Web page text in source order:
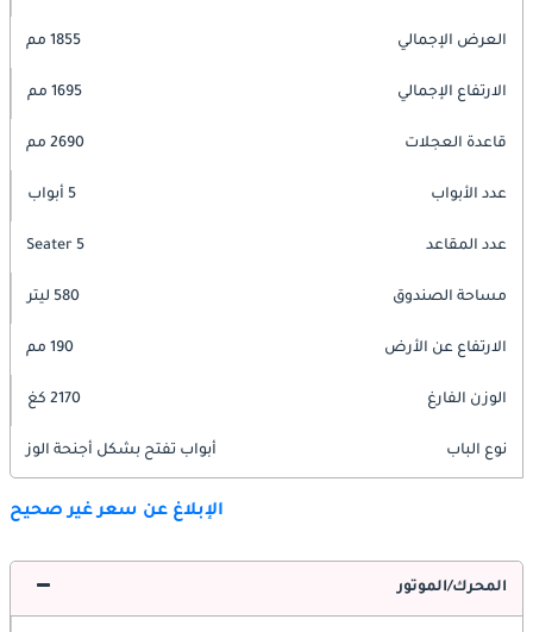
العرض الإجمالي 1855 مم
الارتفاع الإجمالي 1695 مم
قاعدة العجلات 2690 مم
عدد الأبواب 5 أبواب
عدد المقاعد 5 Seater
مساحة الصندوق 580 ليتر
الارتفاع عن الأرض 190 مم
الوزن الفارغ 2170 كغ
نوع الباب أبواب تفتح بشكل أجنحة الوز
الإبلاغ عن سعر غير صحيح
المحرك/الموتور